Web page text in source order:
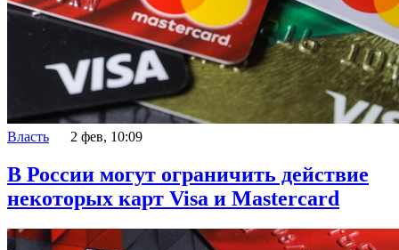
Власть 2 фев, 10:09
В России могут ограничить действие
некоторых карт Visa и Mastercard